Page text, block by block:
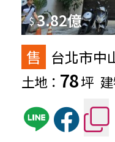
$3.82億
售 台北市中
土地： 78坪